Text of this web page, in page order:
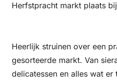
Herfstpracht markt plaats
Heerlijk struinen over een
gesorteerde markt. Van
delicatessen en alles wat